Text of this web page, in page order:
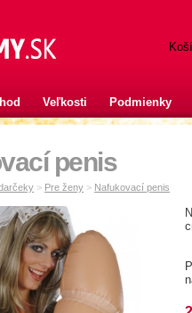
Veľkosti Podmienky
penis
> Pre ženy > Nafukovací penis